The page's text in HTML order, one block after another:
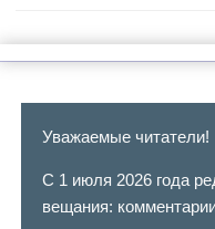
Уважаемые читатели!
С 1 июля 2026 года
вещания: